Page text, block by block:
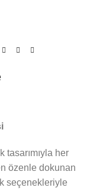
tasarımıyla her
özenle dokunan
seçenekleriyle